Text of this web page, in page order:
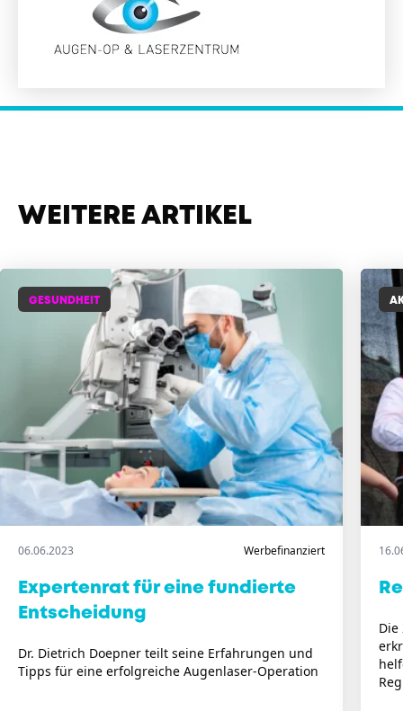
WEITERE ARTIKEL
GESUNDHEIT
06.06.2023 Werbefinanziert
Expertenrat für eine fundierte
Entscheidung
Dr. Dietrich Doepner teilt seine Erfahrungen und
Tipps für eine erfolgreiche Augenlaser-Operation
Die